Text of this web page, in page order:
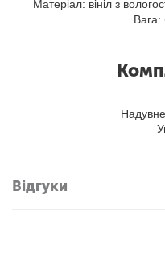
Матеріал: вініл з
Вага:
Відгуки